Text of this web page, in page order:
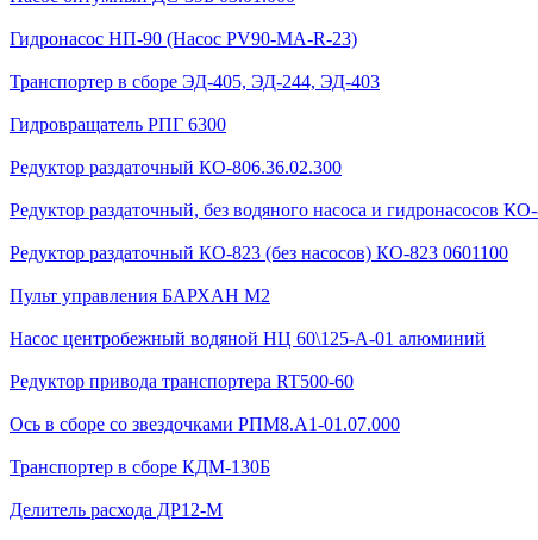
Гидронасос НП-90 (Насос PV90-MA-R-23)
Транспортер в сборе ЭД-405, ЭД-244, ЭД-403
Гидровращатель РПГ 6300
Редуктор раздаточный КО-806.36.02.300
Редуктор раздаточный, без водяного насоса и гидронасосов
Редуктор раздаточный КО-823 (без насосов) КО-823 0601100
Пульт управления БАРХАН М2
Насос центробежный водяной НЦ 60\125-А-01 алюминий
Редуктор привода транспортера RT500-60
Ось в сборе со звездочками РПМ8.А1-01.07.000
Транспортер в сборе КДМ-130Б
Делитель расхода ДР12-М